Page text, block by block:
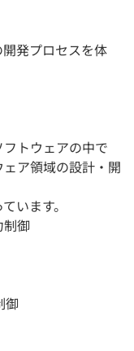
発プロセスを体
トウェアの中で
ア領域の設計・開
います。
制御
御